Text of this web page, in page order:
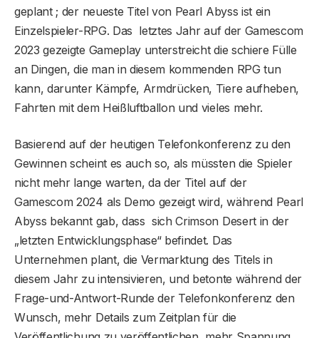
geplant ; der neueste Titel von Pearl Abyss ist ein
Einzelspieler-RPG. Das letztes Jahr auf der Gamescom
2023 gezeigte Gameplay unterstreicht die schiere Fülle
an Dingen, die man in diesem kommenden RPG tun
kann, darunter Kämpfe, Armdrücken, Tiere aufheben,
Fahrten mit dem Heißluftballon und vieles mehr.
Basierend auf der heutigen Telefonkonferenz zu den
Gewinnen scheint es auch so, als müssten die Spieler
nicht mehr lange warten, da der Titel auf der
Gamescom 2024 als Demo gezeigt wird, während Pearl
Abyss bekannt gab, dass sich Crimson Desert in der
„letzten Entwicklungsphase“ befindet. Das
Unternehmen plant, die Vermarktung des Titels in
diesem Jahr zu intensivieren, und betonte während der
Frage-und-Antwort-Runde der Telefonkonferenz den
Wunsch, mehr Details zum Zeitplan für die